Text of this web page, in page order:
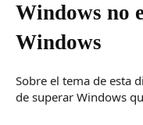
Windows no
Windows
Sobre el tema de esta
de superar Windows